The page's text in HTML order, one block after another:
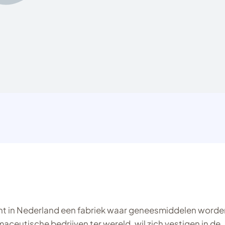
in Nederland een fabriek waar geneesmiddelen